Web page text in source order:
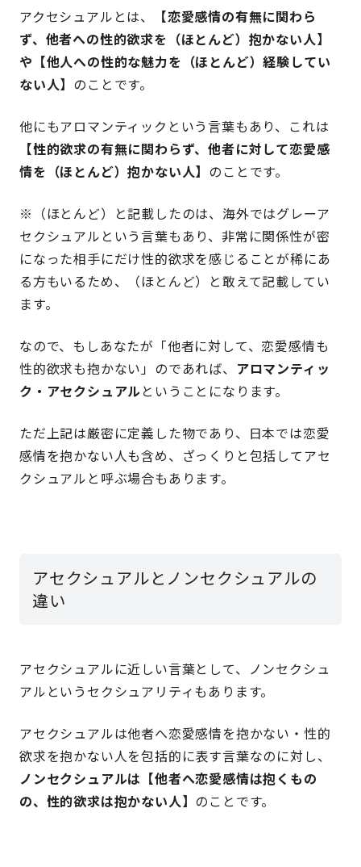
アクセシュアルとは、
【恋愛感情の有無に関わら
ず、他者への性的欲求を（ほとんど）抱かない人】
や【他人への性的な魅力を（ほとんど）経験してい
ない人】 のことです。
他にもアロマンティックという言葉もあり、これは
【性的欲求の有無に関わらず、他者に対して恋愛感
情を（ほとんど）抱かない人】 のことです。
※（ほとんど）と記載したのは、海外ではグレーア
セクシュアルという言葉もあり、非常に関係性が密
になった相手にだけ性的欲求を感じることが稀にあ
る方もいるため、（ほとんど）と敢えて記載してい
ます。
なので、もしあなたが「他者に対して、恋愛感情も
性的欲求も抱かない」のであれば、 アロマンティッ
ク・アセクシュアル ということになります。
ただ上記は厳密に定義した物であり、日本では恋愛
感情を抱かない人も含め、ざっくりと包括してアセ
クシュアルと呼ぶ場合もあります。
アセクシュアルとノンセクシュアルの
違い
アセクシュアルに近しい言葉として、ノンセクシュ
アルというセクシュアリティもあります。
アセクシュアルは他者へ恋愛感情を抱かない・性的
欲求を抱かない人を包括的に表す言葉なのに対し、
ノンセクシュアルは【他者へ恋愛感情は抱くもの
の、性的欲求は抱かない人】 のことです。